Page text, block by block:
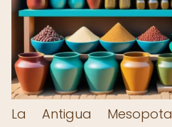
La Antigua